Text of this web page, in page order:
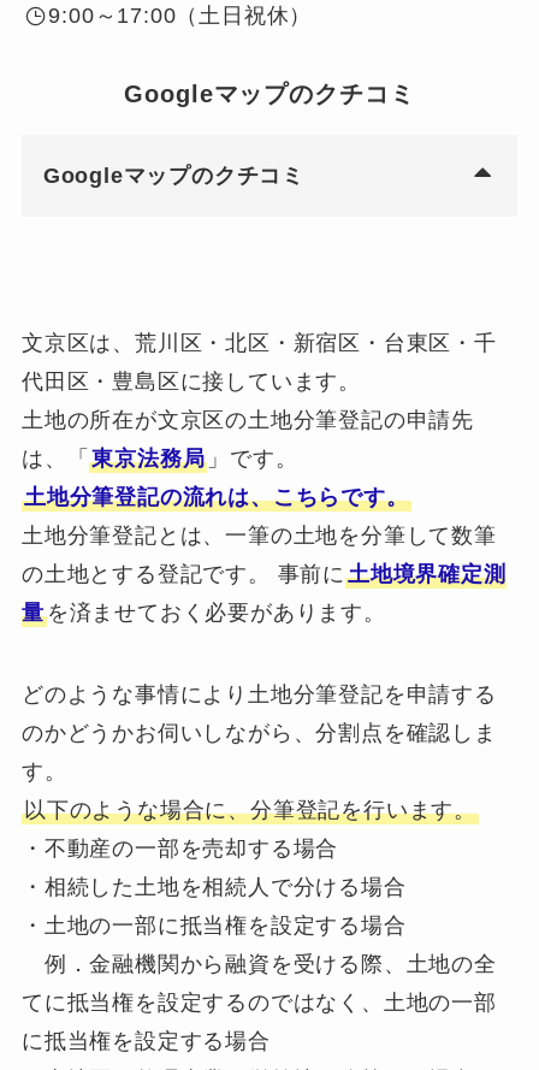
9:00～17:00（土日祝休）
Googleマップのクチコミ
Googleマップのクチコミ
文京区は、荒川区・北区・新宿区・台東区・千
代田区・豊島区に接しています。
土地の所在が文京区の土地分筆登記の申請先
は、「東京法務局 」です。
土地分筆登記の流れは、こちらです。
土地分筆登記とは、一筆の土地を分筆して数筆
の土地とする登記です。 事前に土地境界確定測
量を済ませておく必要があります。
どのような事情により土地分筆登記を申請する
のかどうかお伺いしながら、分割点を確認しま
す。
以下のような場合に、分筆登記を行います。
・不動産の一部を売却する場合
・相続した土地を相続人で分ける場合
・土地の一部に抵当権を設定する場合
例．金融機関から融資を受ける際、土地の全
てに抵当権を設定するのではなく、土地の一部
に抵当権を設定する場合